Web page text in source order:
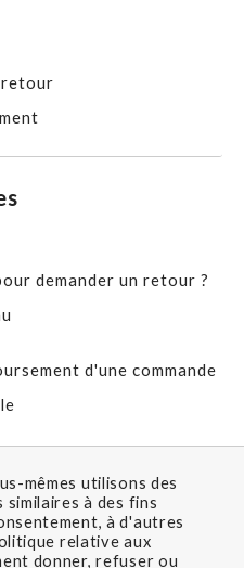
retour
demander un retour ?
d'une commande
mêmes utilisons des
à des fins
à d'autres
relative aux
donner, refuser ou